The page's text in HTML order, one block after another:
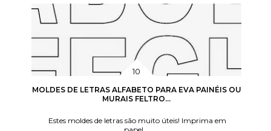
MOLDES DE LETRAS ALFABETO PARA EVA PAINÉIS OU
MURAIS FELTRO...
Estes moldes de letras são muito úteis! Imprima em